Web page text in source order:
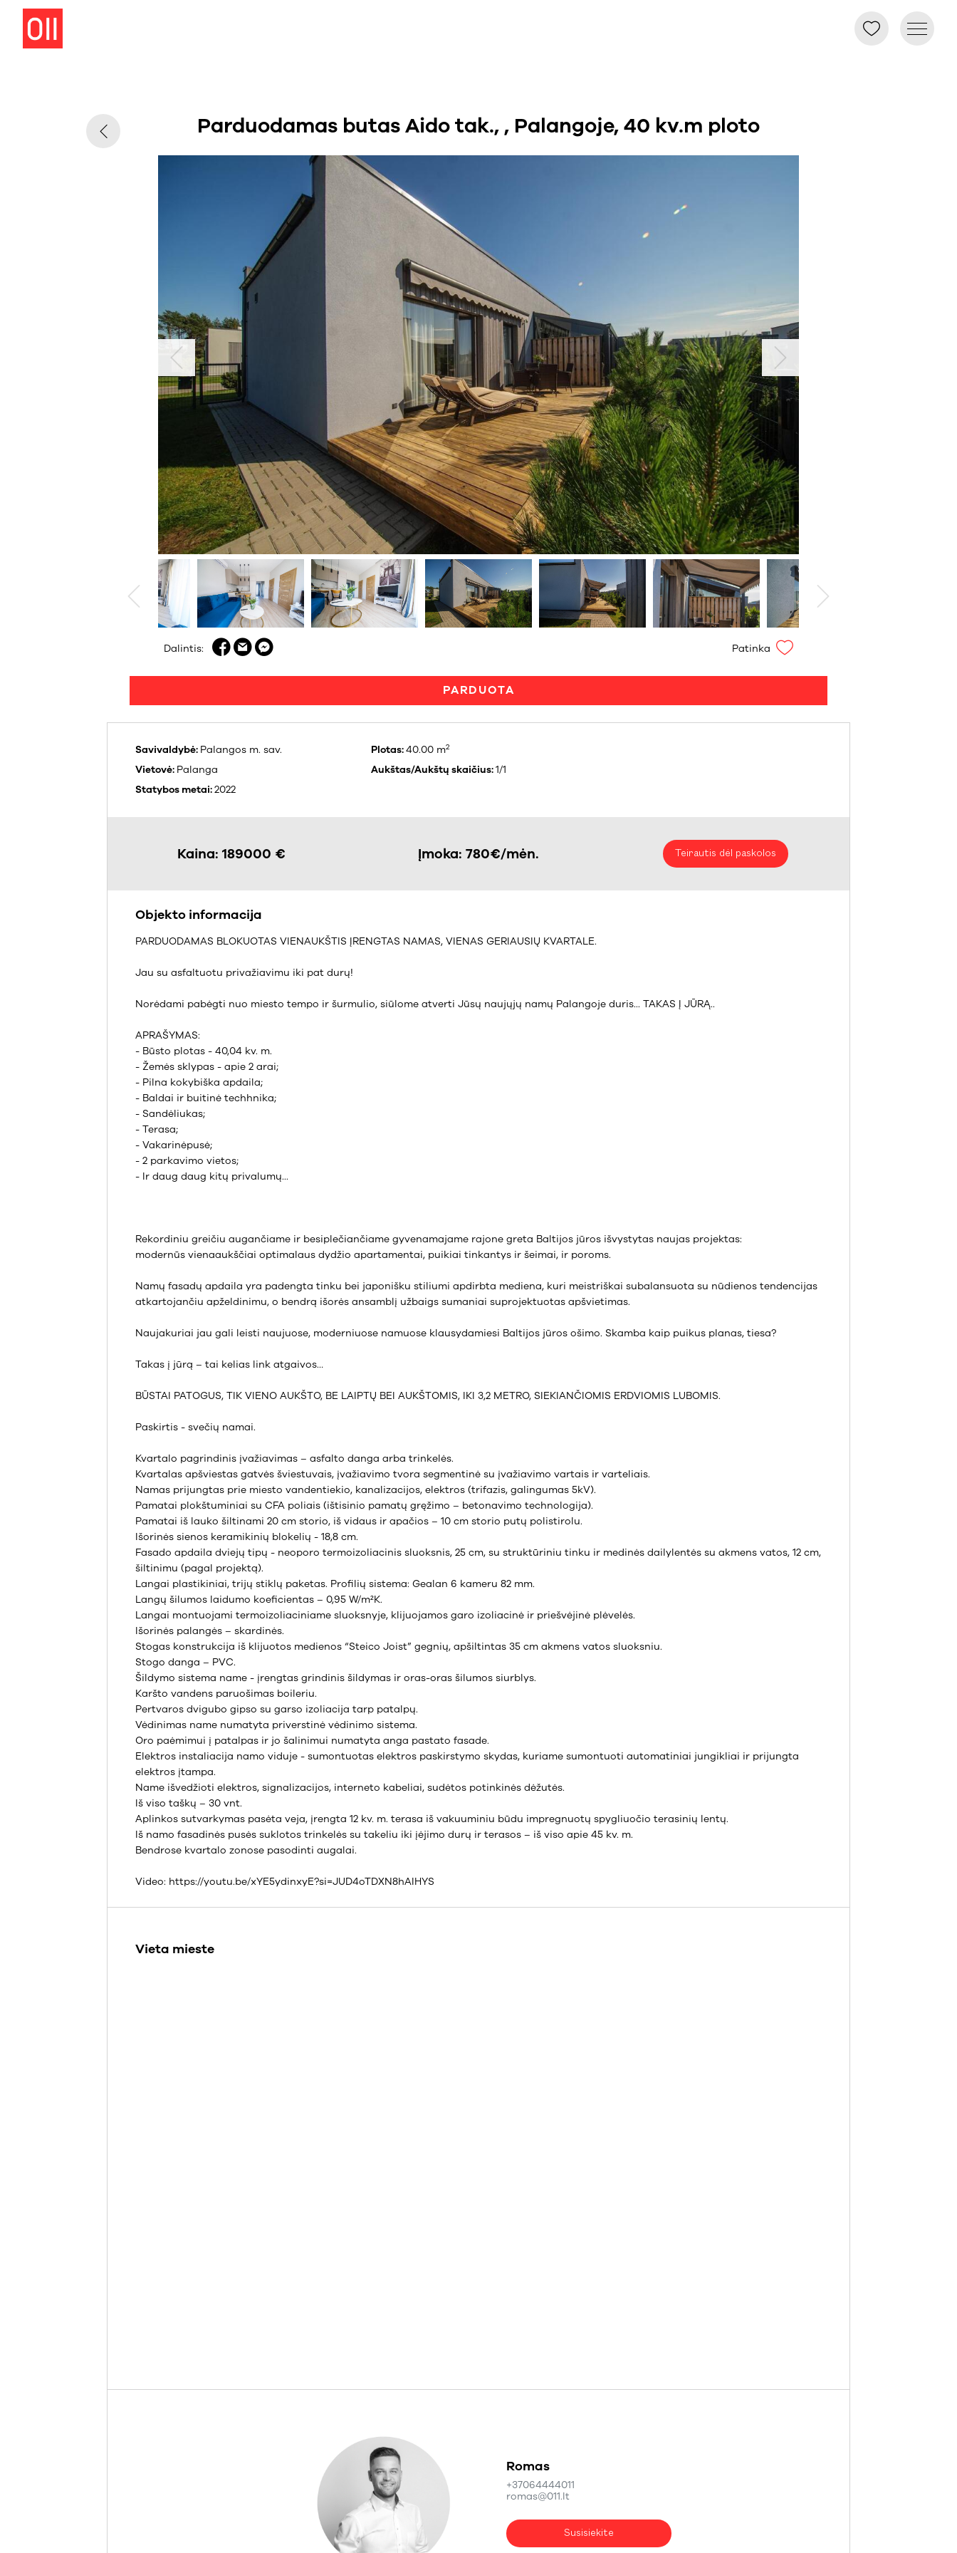
Parduodamas butas Aido tak., , Palangoje, 40 kv.m ploto
Dalintis: Patinka
PARDUOTA
Savivaldybė: Palangos m. sav.
Vietovė: Palanga
Statybos metai:2022
Plotas:40.00 m2
Aukštas/Aukštų skaičius:1/1
Kaina: 189000 € Įmoka: 780€/mėn. Teirautis dėl paskolos
Objekto informacija
PARDUODAMAS BLOKUOTAS VIENAUKŠTIS ĮRENGTAS NAMAS, VIENAS GERIAUSIŲ KVARTALE.
Jau su asfaltuotu privažiavimu iki pat durų!
Norėdami pabėgti nuo miesto tempo ir šurmulio, siūlome atverti Jūsų naujųjų namų Palangoje duris... TAKAS Į JŪRĄ..
APRAŠYMAS:
- Būsto plotas - 40,04 kv. m.
- Žemės sklypas - apie 2 arai;
- Pilna kokybiška apdaila;
- Baldai ir buitinė techhnika;
- Sandėliukas;
- Terasa;
- Vakarinėpusė;
- 2 parkavimo vietos;
- Ir daug daug kitų privalumų...
Rekordiniu greičiu augančiame ir besiplečiančiame gyvenamajame rajone greta Baltijos jūros išvystytas naujas projektas:
modernūs vienaaukščiai optimalaus dydžio apartamentai, puikiai tinkantys ir šeimai, ir poroms.
Namų fasadų apdaila yra padengta tinku bei japonišku stiliumi apdirbta mediena, kuri meistriškai subalansuota su nūdienos tendencijas
atkartojančiu apželdinimu, o bendrą išorės ansamblį užbaigs sumaniai suprojektuotas apšvietimas.
Naujakuriai jau gali leisti naujuose, moderniuose namuose klausydamiesi Baltijos jūros ošimo. Skamba kaip puikus planas, tiesa?
Takas į jūrą – tai kelias link atgaivos…
BŪSTAI PATOGUS, TIK VIENO AUKŠTO, BE LAIPTŲ BEI AUKŠTOMIS, IKI 3,2 METRO, SIEKIANČIOMIS ERDVIOMIS LUBOMIS.
Paskirtis - svečių namai.
Kvartalo pagrindinis įvažiavimas – asfalto danga arba trinkelės.
Kvartalas apšviestas gatvės šviestuvais, įvažiavimo tvora segmentinė su įvažiavimo vartais ir varteliais.
Namas prijungtas prie miesto vandentiekio, kanalizacijos, elektros (trifazis, galingumas 5kV).
Pamatai plokštuminiai su CFA poliais (ištisinio pamatų gręžimo – betonavimo technologija).
Pamatai iš lauko šiltinami 20 cm storio, iš vidaus ir apačios – 10 cm storio putų polistirolu.
Išorinės sienos keramikinių blokelių - 18,8 cm.
Fasado apdaila dviejų tipų - neoporo termoizoliacinis sluoksnis, 25 cm, su struktūriniu tinku ir medinės dailylentės su akmens vatos, 12 cm,
šiltinimu (pagal projektą).
Langai plastikiniai, trijų stiklų paketas. Profilių sistema: Gealan 6 kameru 82 mm.
Langų šilumos laidumo koeficientas – 0,95 W/m²K.
Langai montuojami termoizoliaciniame sluoksnyje, klijuojamos garo izoliacinė ir priešvėjinė plėvelės.
Išorinės palangės – skardinės.
Stogas konstrukcija iš klijuotos medienos “Steico Joist” gegnių, apšiltintas 35 cm akmens vatos sluoksniu.
Stogo danga – PVC.
Šildymo sistema name - įrengtas grindinis šildymas ir oras-oras šilumos siurblys.
Karšto vandens paruošimas boileriu.
Pertvaros dvigubo gipso su garso izoliacija tarp patalpų.
Vėdinimas name numatyta priverstinė vėdinimo sistema.
Oro paėmimui į patalpas ir jo šalinimui numatyta anga pastato fasade.
Elektros instaliacija namo viduje - sumontuotas elektros paskirstymo skydas, kuriame sumontuoti automatiniai jungikliai ir prijungta
elektros įtampa.
Name išvedžioti elektros, signalizacijos, interneto kabeliai, sudėtos potinkinės dėžutės.
Iš viso taškų – 30 vnt.
Aplinkos sutvarkymas pasėta veja, įrengta 12 kv. m. terasa iš vakuuminiu būdu impregnuotų spygliuočio terasinių lentų.
Iš namo fasadinės pusės suklotos trinkelės su takeliu iki įėjimo durų ir terasos – iš viso apie 45 kv. m.
Bendrose kvartalo zonose pasodinti augalai.
Video: https://youtu.be/xYE5ydinxyE?si=JUD4oTDXN8hAIHYS
Vieta mieste
Romas
+37064444011
romas@011.lt
Susisiekite